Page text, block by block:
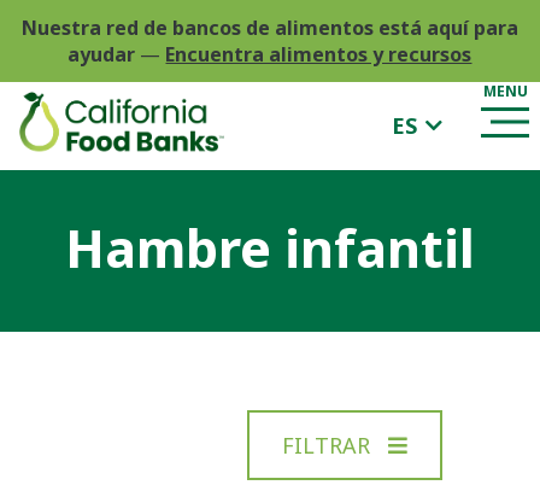
Nuestra red de bancos de alimentos está aquí para
ayudar — Encuentra alimentos y recursos
ES
Hambre infantil
FILTRAR